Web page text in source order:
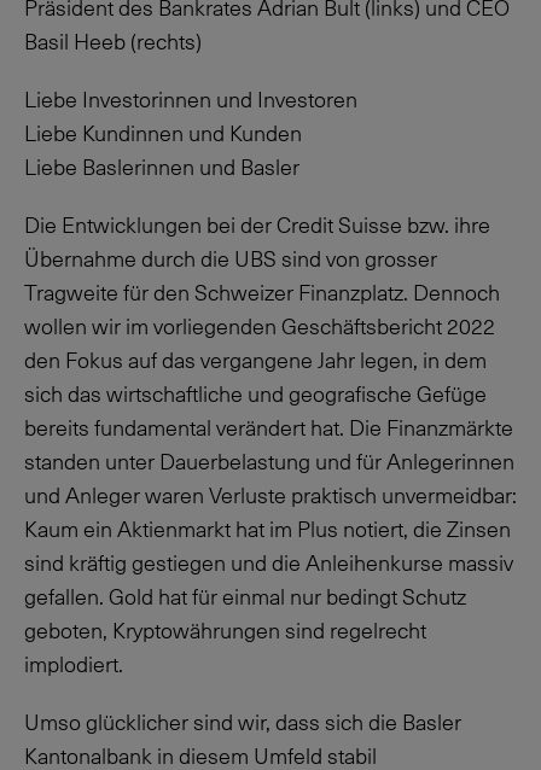
Präsident des Bankrates Adrian Bult (links) und CEO
Basil Heeb (rechts)
Liebe Investorinnen und Investoren
Liebe Kundinnen und Kunden
Liebe Baslerinnen und Basler
Die Entwicklungen bei der Credit Suisse bzw. ihre
Übernahme durch die UBS sind von grosser
Tragweite für den Schweizer Finanzplatz. Dennoch
wollen wir im vorliegenden Geschäftsbericht 2022
den Fokus auf das vergangene Jahr legen, in dem
sich das wirtschaftliche und geografische Gefüge
bereits fundamental verändert hat. Die Finanzmärkte
standen unter Dauerbelastung und für Anlegerinnen
und Anleger waren Verluste praktisch unvermeidbar:
Kaum ein Aktienmarkt hat im Plus notiert, die Zinsen
sind kräftig gestiegen und die Anleihenkurse massiv
gefallen. Gold hat für einmal nur bedingt Schutz
geboten, Kryptowährungen sind regelrecht
implodiert.
Umso glücklicher sind wir, dass sich die Basler
Kantonalbank in diesem Umfeld stabil